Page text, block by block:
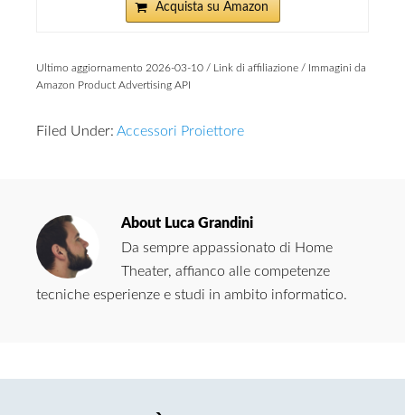
Acquista su Amazon
Ultimo aggiornamento 2026-03-10 / Link di affiliazione / Immagini da
Amazon Product Advertising API
Filed Under: Accessori Proiettore
About Luca Grandini
Da sempre appassionato di Home
Theater, affianco alle competenze
tecniche esperienze e studi in ambito informatico.